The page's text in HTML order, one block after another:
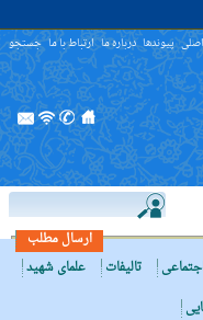
پیوندها درباره ما ارتباط با ما جستجو
ارسال مطلب
تالیفات
علمای شهید